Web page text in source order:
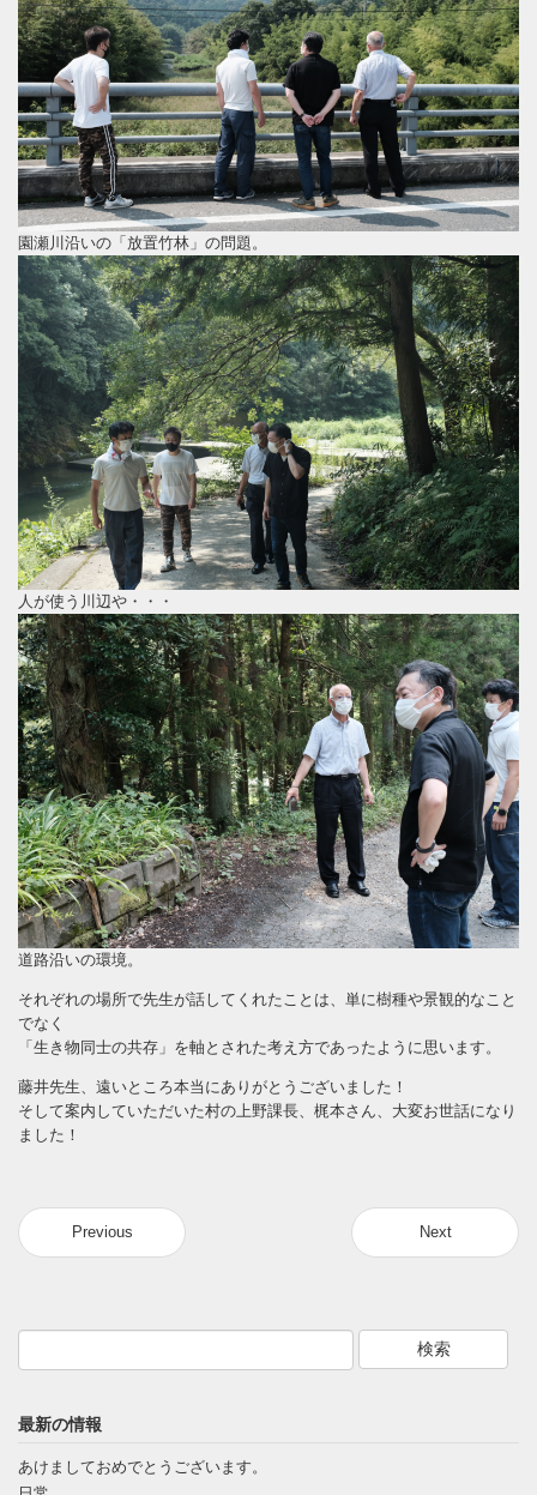
園瀬川沿いの「放置竹林」の問題。
人が使う川辺や・・・
道路沿いの環境。
それぞれの場所で先生が話してくれたことは、単に樹種や景観的なこと
でなく
「生き物同士の共存」を軸とされた考え方であったように思います。
藤井先生、遠いところ本当にありがとうございました！
そして案内していただいた村の上野課長、梶本さん、大変お世話になり
ました！
Previous Next
最新の情報
あけましておめでとうございます。